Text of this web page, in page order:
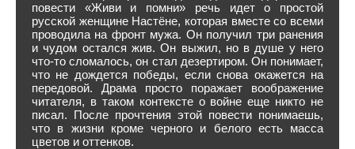
повести «Живи и помни» речь идет о простой
русской женщине Настёне, которая вместе со всеми
проводила на фронт мужа. Он получил три ранения
и чудом остался жив. Он выжил, но в душе у него
что-то сломалось, он стал дезертиром. Он понимает,
что не дождется победы, если снова окажется на
передовой. Драма просто поражает воображение
читателя, в таком контексте о войне еще никто не
писал. После прочтения этой повести понимаешь,
что в жизни кроме черного и белого есть масса
цветов и оттенков.